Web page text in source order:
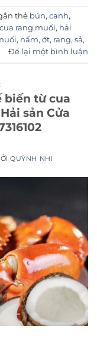
thẻ bún, canh,
cua rang muối, hải
, nấm, ớt, rang, sả,
Để lại một bình luận
biến từ cua
sản Cửa
QUỲNH NHI